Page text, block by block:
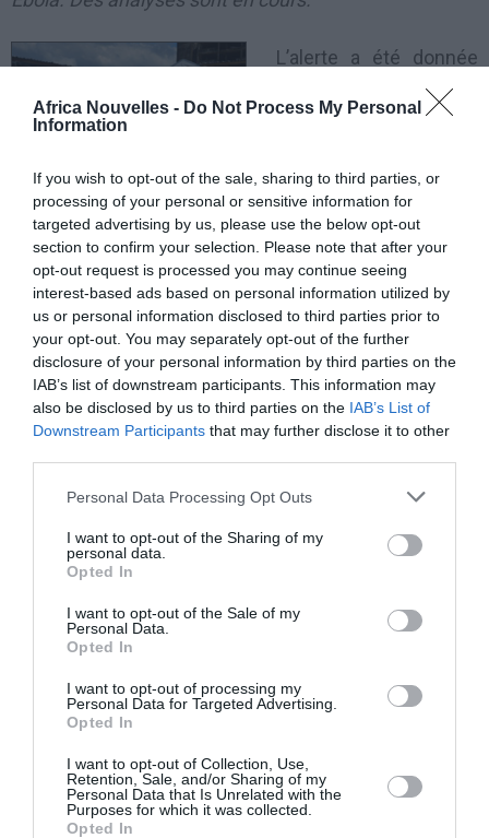
Africa Nouvelles - Do Not Process My Personal
Information
If you wish to opt-out of the sale, sharing to third parties, or
processing of your personal or sensitive information for
targeted advertising by us, please use the below opt-out
section to confirm your selection. Please note that after your
opt-out request is processed you may continue seeing
interest-based ads based on personal information utilized by
us or personal information disclosed to third parties prior to
your opt-out. You may separately opt-out of the further
disclosure of your personal information by third parties on the
IAB’s list of downstream participants. This information may
also be disclosed by us to third parties on the IAB’s List of
Downstream Participants that may further disclose it to other
Personal Data Processing Opt Outs
I want to opt-out of the Sharing of my
personal data.
Opted In
I want to opt-out of the Sale of my
Personal Data.
Opted In
I want to opt-out of processing my
Personal Data for Targeted Advertising.
Opted In
I want to opt-out of Collection, Use,
Retention, Sale, and/or Sharing of my
Personal Data that Is Unrelated with the
Purposes for which it was collected.
Opted In
L’alerte a été donnée
par l’hôpital d’Ode-Irele,
où des médecins
cinq patients
présentant des symptômes peu communs. Ils
évoquent notamment une alternance de maux de
tête, de perte de connaissance et un aveuglement
soudain. Le tout engendrerait un décès dans les 24h
qui suivent.
Par précaution, dans ce contexte d’épidémie à virus
Ebola qui touche certains pays de la sous-région
malades ont été mis en quarantaine. Depuis, les
autorités locales multiplient les messages
d’apaisement. Le commissaire pour la Santé de l’Etat
de Ondo affirme qu’il ne s’agit pas du virus Ebola, les
symptômes étant différents. Les autorités précisent
enterrer les corps des victimes.
Sur les réseaux sociaux, des médecins lient ces
morts subites à la consommation d’une plante.